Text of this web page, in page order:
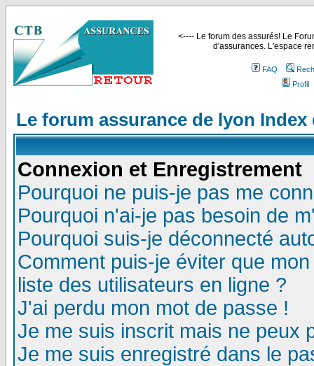
<---- Le forum des assurés! Le
d'assurances. L'espace
FAQ
Profil
Le forum assurance de lyon Index
Connexion et Enregistrement
Pourquoi ne puis-je pas me
Pourquoi n'ai-je pas besoin de
Pourquoi suis-je déconnecté
Comment puis-je éviter que
liste des utilisateurs en ligne ?
J'ai perdu mon mot de passe !
Je me suis inscrit mais ne peux
Je me suis enregistré dans le